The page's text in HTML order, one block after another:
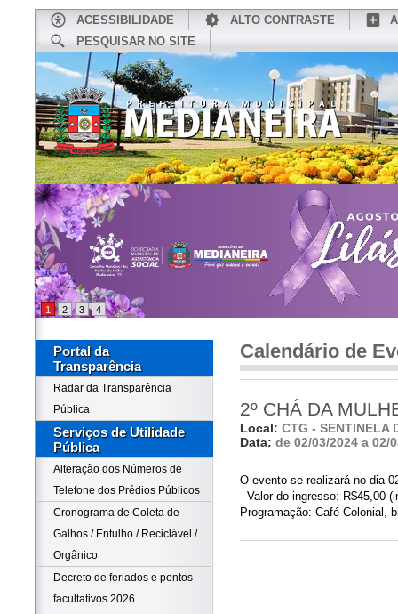
ACESSIBILIDADE ALTO CONTRASTE
PESQUISAR NO SITE
CONHEÇA MEDIANEIRA
1 2 3 4
Portal da
Transparência
Radar da Transparência
Pública
Serviços de Utilidade
Pública
Alteração dos Números de
Telefone dos Prédios Públicos
Cronograma de Coleta de
Galhos / Entulho / Reciclável /
Orgânico
Decreto de feriados e pontos
facultativos 2026
Calendário de
2º CHÁ DA
Local: CTG - SENTINELA
Data: de 02/03/2024 a 02/
O evento se realizará no dia
- Valor do ingresso: R$45,00
Programação: Café Colonial,